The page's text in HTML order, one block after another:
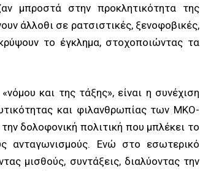
μπροστά στην προκλητικότητα της
άλλοθι σε ρατσιστικές, ξενοφοβικές,
το έγκλημα, στοχοποιώντας τα
και της τάξης», είναι η συνέχιση
και φιλανθρωπίας των ΜΚΟ-
δολοφονική πολιτική που μπλέκει το
ανταγωνισμούς. Ενώ στο εσωτερικό
μισθούς, συντάξεις, διαλύοντας την